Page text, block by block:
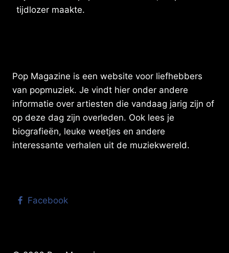
tijdlozer maakte.
Pop Magazine is een website voor liefhebbers
van popmuziek. Je vindt hier onder andere
informatie over artiesten die vandaag jarig zijn of
op deze dag zijn overleden. Ook lees je
biografieën, leuke weetjes en andere
interessante verhalen uit de muziekwereld.
Facebook